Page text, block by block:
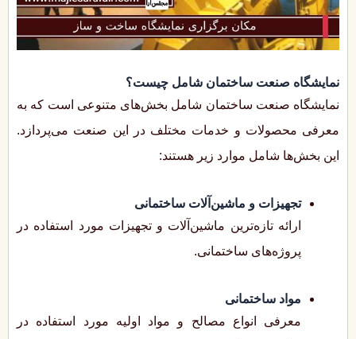
نمایشگاه صنعت ساختمان شامل چیست؟
نمایشگاه صنعت ساختمان شامل بخش‌های متنوعی است که به
معرفی محصولات و خدمات مختلف در این صنعت می‌پردازد.
این بخش‌ها شامل موارد زیر هستند:
تجهیزات و ماشین‌آلات ساختمانی
ارائه تازه‌ترین ماشین‌آلات و تجهیزات مورد استفاده در
پروژه‌های ساختمانی.
مواد ساختمانی
معرفی انواع مصالح و مواد اولیه مورد استفاده در